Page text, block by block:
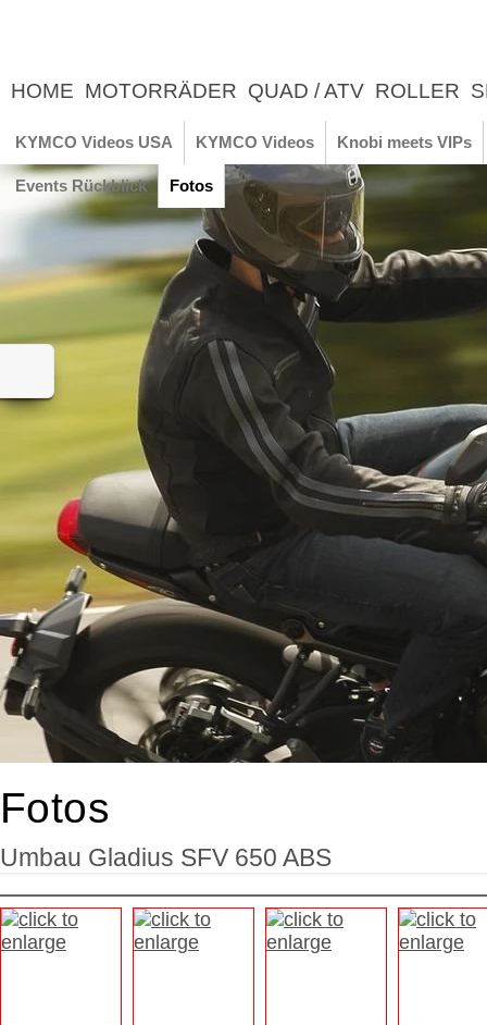
HOME MOTORRÄDER QUAD / ATV ROLLER
ERLEBNIS
KYMCO Videos USA KYMCO Videos Knobi meets VIPs
Events Rückblick Fotos
Fotos
Umbau Gladius SFV 650 ABS